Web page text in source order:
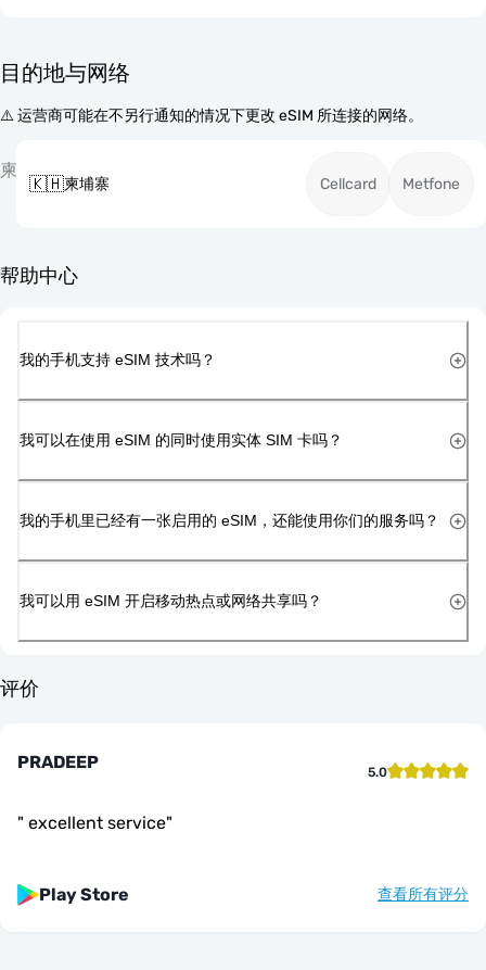
目的地与网络
⚠️ 运营商可能在不另行通知的情况下更改 eSIM 所连接的网络。
柬
🇰🇭柬埔寨 Cellcard Metfone
帮助中心
我的手机支持 eSIM 技术吗？
我可以在使用 eSIM 的同时使用实体 SIM 卡吗？
我的手机里已经有一张启用的 eSIM，还能使用你们的服务吗？
我可以用 eSIM 开启移动热点或网络共享吗？
评价
PRADEEP 5.0
" excellent service"
Play Store 查看所有评分